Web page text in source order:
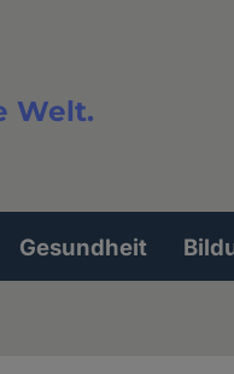
Welt.
Gesundheit